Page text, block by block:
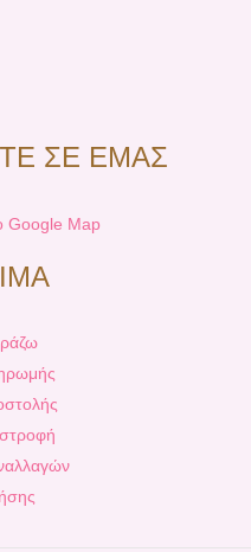
ΣΕ ΕΜΑΣ
Google Map